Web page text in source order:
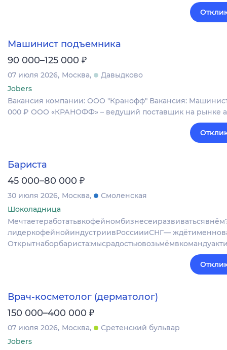
Машинист подъемника
90 000–125 000 ₽
07 июля 2026 Москва
Давыдково
Jobers
Вакансия компании: ООО "Кранофф" Вакансия:
000 ₽ ООО «КРАНОФФ» – ведущий поставщик на рынке
Бариста
45 000–80 000 ₽
30 июля 2026 Москва
Смоленская
Шоколадница
лидеркофейнойиндустриивРоссиииСНГ—
Врач-косметолог (дерматолог)
150 000–400 000 ₽
07 июля 2026 Москва
Сретенский бульвар
Jobers